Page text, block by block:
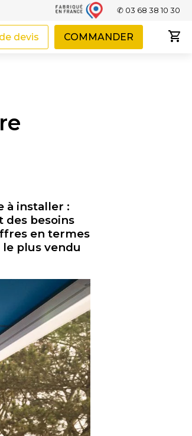
✆ 03 68 38 10 30
devis COMMANDER
à installer :
des besoins
en termes
plus vendu